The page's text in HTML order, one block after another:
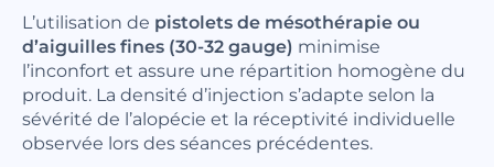
L’utilisation de pistolets de mésothérapie ou
d’aiguilles fines (30-32 gauge) minimise
l’inconfort et assure une répartition homogène du
produit. La densité d’injection s’adapte selon la
sévérité de l’alopécie et la réceptivité individuelle
observée lors des séances précédentes.